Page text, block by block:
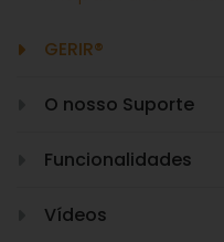
GERIR®
O nosso Suporte
Funcionalidades
Vídeos